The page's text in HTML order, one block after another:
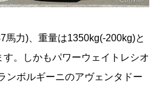
馬力)、重量は1350kg(-200kg)と
。しかもパワーウェイトレシオ
ンボルギーニのアヴェンタドー